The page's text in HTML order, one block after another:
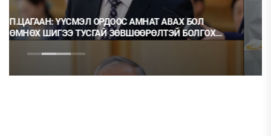
БОЛ
БОЛГОХ
Ц.МОНГОЛ: НЭГ ГЭРЭЭГ ГЭМТ ХЭРЭГ
НЬ ОРХИХ НЬ ШУДАРГА ЁС УУ?